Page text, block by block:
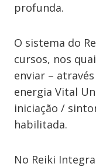
profunda.
O sistema do
cursos, nos
enviar –
energia Vital
iniciação /
habilitada.
No Reiki